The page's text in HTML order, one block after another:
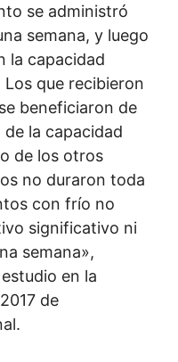
se administró
semana, y luego
la capacidad
que recibieron
beneficiaron de
la capacidad
de los otros
no duraron toda
con frío no
significativo ni
semana»,
en la
de